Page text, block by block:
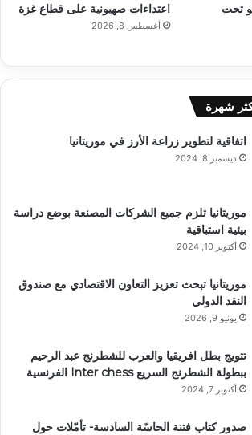
تحت
اعتداءات صهيونية على قطاع غزة
أغسطس 8, 2026
شهرة
اتفاقية لتطوير زراعة الأرز في موريتانيا
ديسمبر 8, 2024
موريتانيا تلزم جميع الشركات المصنعة بوضع دراسة
بيئية استباقية
أكتوبر 10, 2024
موريتانيا تبحث تعزيز التعاون الاقتصادي مع صندوق
النقد الدولي
يونيو 9, 2026
تتويج بطل افريقيا والعرب للشطرنج عبد الرحيم
ببطولة الشطرنج السريع Inter chess الفرنسية
أكتوبر 7, 2024
صدور كتاب فتنة الحاسّة السادسة- تأمّلات حول